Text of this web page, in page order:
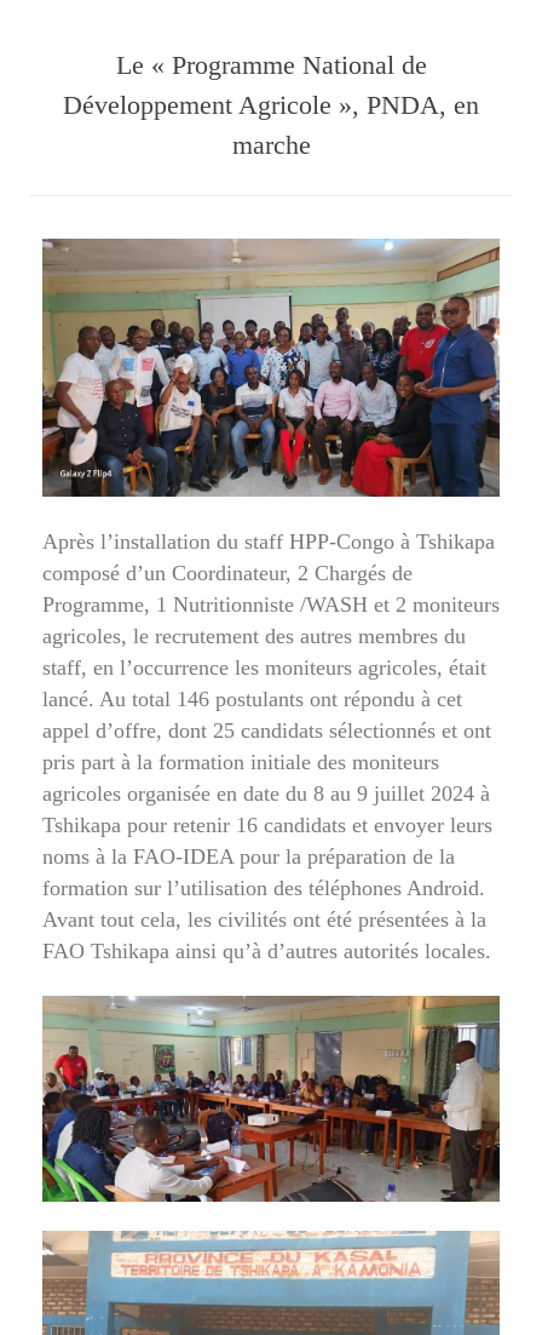
Le « Programme National de
Développement Agricole », PNDA, en
marche
Après l’installation du staff HPP-Congo à Tshikapa
composé d’un Coordinateur, 2 Chargés de
Programme, 1 Nutritionniste /WASH et 2 moniteurs
agricoles, le recrutement des autres membres du
staff, en l’occurrence les moniteurs agricoles, était
lancé. Au total 146 postulants ont répondu à cet
appel d’offre, dont 25 candidats sélectionnés et ont
pris part à la formation initiale des moniteurs
agricoles organisée en date du 8 au 9 juillet 2024 à
Tshikapa pour retenir 16 candidats et envoyer leurs
noms à la FAO-IDEA pour la préparation de la
formation sur l’utilisation des téléphones Android.
Avant tout cela, les civilités ont été présentées à la
FAO Tshikapa ainsi qu’à d’autres autorités locales.